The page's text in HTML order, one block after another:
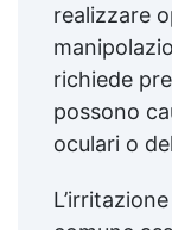
realizzare
richiede
possono
oculari o